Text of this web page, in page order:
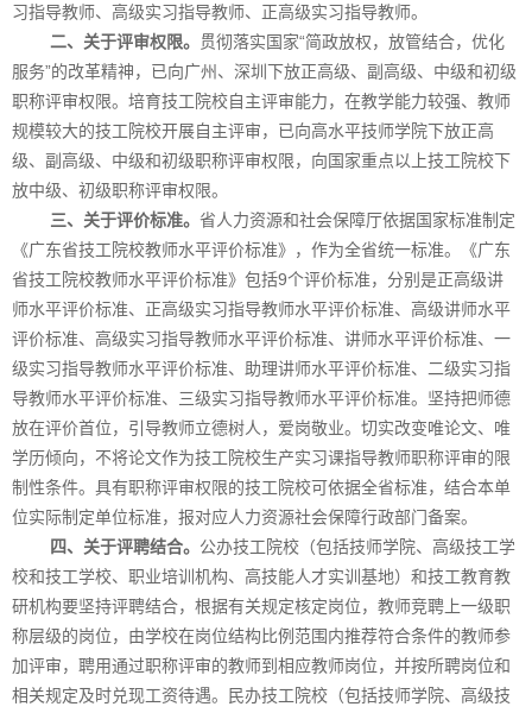
习指导教师、高级实习指导教师、正高级实习指导教师。
二、关于评审权限。
贯彻落实国家“简政放权，放管结合，优化
服务”的改革精神，已向广州、深圳下放正高级、副高级、中级和初级
职称评审权限。培育技工院校自主评审能力，在教学能力较强、教师
规模较大的技工院校开展自主评审，已向高水平技师学院下放正高
级、副高级、中级和初级职称评审权限，向国家重点以上技工院校下
放中级、初级职称评审权限。
三、关于评价标准。 省人力资源和社会保障厅依据国家标准制定
《广东省技工院校教师水平评价标准》，作为全省统一标准。《广东
省技工院校教师水平评价标准》包括9个评价标准，分别是正高级讲
师水平评价标准、正高级实习指导教师水平评价标准、高级讲师水平
评价标准、高级实习指导教师水平评价标准、讲师水平评价标准、一
级实习指导教师水平评价标准、助理讲师水平评价标准、二级实习指
导教师水平评价标准、三级实习指导教师水平评价标准。坚持把师德
放在评价首位，引导教师立德树人，爱岗敬业。切实改变唯论文、唯
学历倾向，不将论文作为技工院校生产实习课指导教师职称评审的限
制性条件。具有职称评审权限的技工院校可依据全省标准，结合本单
位实际制定单位标准，报对应人力资源社会保障行政部门备案。
四、关于评聘结合。 公办技工院校（包括技师学院、高级技工学
校和技工学校、职业培训机构、高技能人才实训基地）和技工教育教
研机构要坚持评聘结合，根据有关规定核定岗位，教师竞聘上一级职
称层级的岗位，由学校在岗位结构比例范围内推荐符合条件的教师参
加评审，聘用通过职称评审的教师到相应教师岗位，并按所聘岗位和
相关规定及时兑现工资待遇。民办技工院校（包括技师学院、高级技